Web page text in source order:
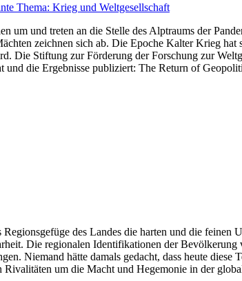
Thema: Krieg und Weltgesellschaft
um und treten an die Stelle des Alptraums der
zeichnen sich ab. Die Epoche Kalter Krieg
Die Stiftung zur Förderung der Forschung zur
und die Ergebnisse publiziert: The Return of
des Landes die harten und die
Die regionalen Identifikationen der
Niemand hätte damals gedacht, dass heute
um die Macht und Hegemonie in der